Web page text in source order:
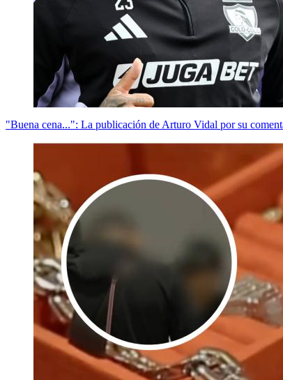
"Buena cena...": La publicación de Arturo Vidal por su